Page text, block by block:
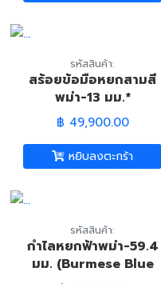
รหัสสินค้า:
สร้อยข้อมือหยกสามสี
พม่า-13 มม.*
(Burmese Tri-color
Jadeite Jade
Bracelet)
฿ 49,900.00
หยิบลงตะกร้า
รหัสสินค้า:
กำไลหยกฟ้าพม่า-59.4
มม. (Burmese Blue